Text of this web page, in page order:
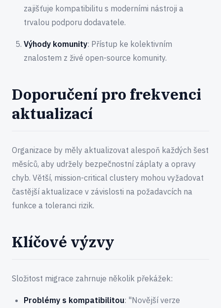
zajišťuje kompatibilitu s moderními nástroji a
trvalou podporu dodavatele.
Výhody komunity: Přístup ke kolektivním
znalostem z živé open-source komunity.
Doporučení pro frekvenci
aktualizací
Organizace by měly aktualizovat alespoň každých šest
měsíců, aby udržely bezpečnostní záplaty a opravy
chyb. Větší, mission-critical clustery mohou vyžadovat
častější aktualizace v závislosti na požadavcích na
funkce a toleranci rizik.
Klíčové výzvy
Složitost migrace zahrnuje několik překážek:
Problémy s kompatibilitou: "Novější verze